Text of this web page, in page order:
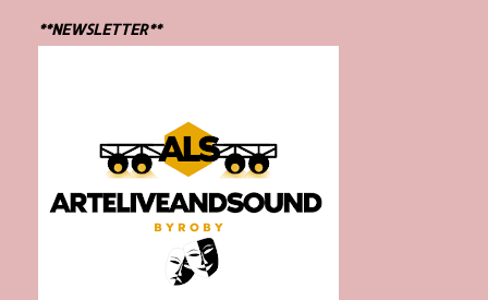
**NEWSLETTER**